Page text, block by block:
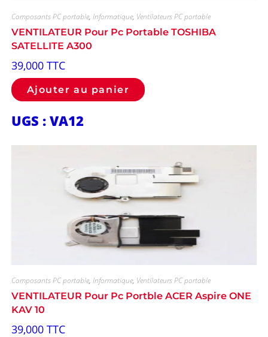
Composants PC portable, Informatique, Ventilateurs PC portable
VENTILATEUR Pour Pc Portable TOSHIBA
SATELLITE A300
39,000 TTC
Ajouter au panier
UGS : VA12
Composants PC portable, Informatique, Ventilateurs PC portable
VENTILATEUR Pour Pc Portble ACER Aspire ONE
KAV 10
39,000 TTC